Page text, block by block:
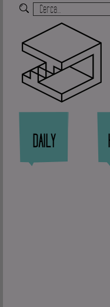
DAILY